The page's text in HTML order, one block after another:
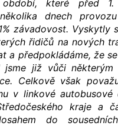
období, které před 1.
dnech
závadovost. Vyskytly
řidičů na nových
a předpokládáme, že
jsme již vůči některým
Celkově však
v linkové autobusové
kraje a
do